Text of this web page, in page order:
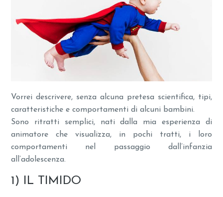
Vorrei descrivere, senza alcuna pretesa scientifica, tipi,
caratteristiche e comportamenti di alcuni bambini.
Sono ritratti semplici, nati dalla mia esperienza di
animatore che visualizza, in pochi tratti, i loro
comportamenti nel passaggio dall’infanzia
all’adolescenza.
1) IL TIMIDO